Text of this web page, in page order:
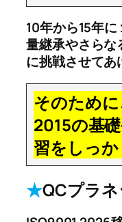
10年から15年
量継承やさらな
に挑戦させてあ
そのため
2015の基
習をしっ
★QCプラ